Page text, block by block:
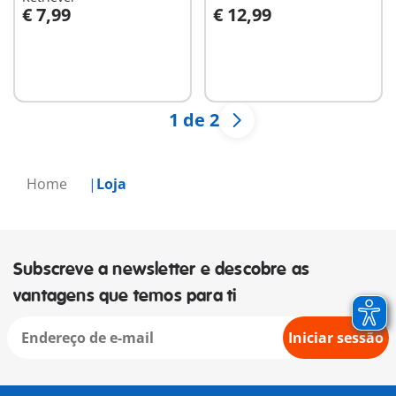
Home Loja
€ 7,99
Ao carrinho € 12,99
Ao carrinho
1 de 2
Subscreve a newsletter e descobre as
vantagens que temos para ti
Iniciar sessão